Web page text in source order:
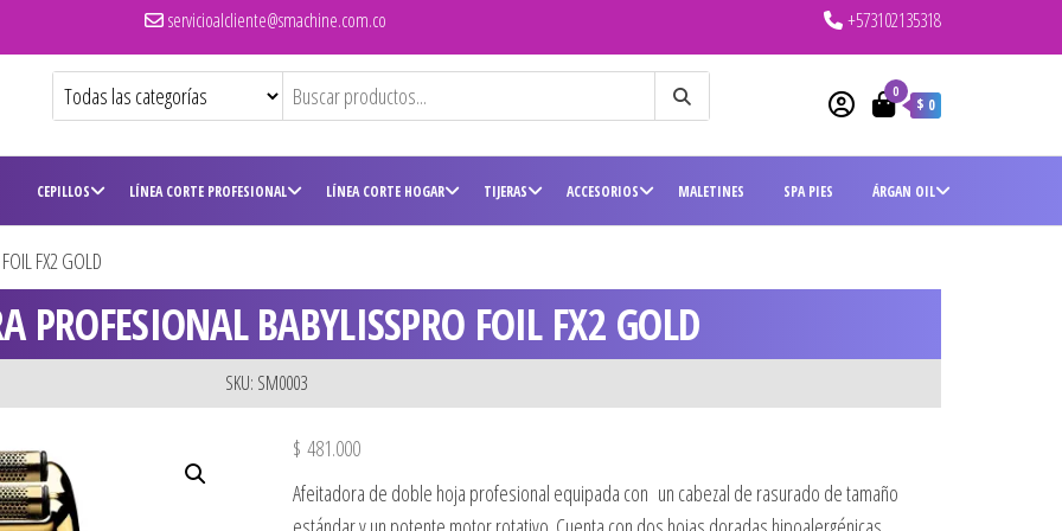
servicioalcliente@smachine.com.co +573102135318
0
$ 0
CEPILLOS LÍNEA CORTE PROFESIONAL LÍNEA CORTE HOGAR TIJERAS ACCESORIOS MALETINES SPA PIES ÁRGAN OIL
FX2 GOLD
PROFESIONAL BABYLISSPRO FOIL FX2 GOLD
SKU: SM0003
$ 481.000
Afeitadora de doble hoja profesional equipada con un cabezal de rasurado de tamaño